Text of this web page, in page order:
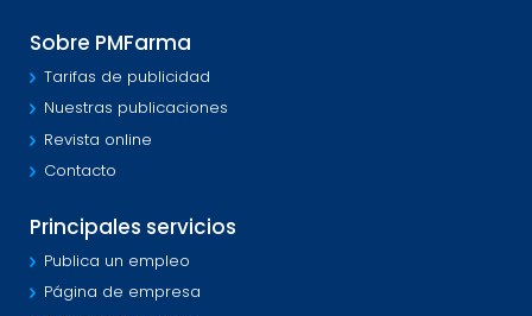
Sobre PMFarma
Tarifas de publicidad
Nuestras publicaciones
Revista online
Contacto
Principales servicios
Publica un empleo
Página de empresa